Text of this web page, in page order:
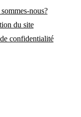
nous?
du site
confidentialité